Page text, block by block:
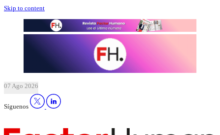
Skip to content
07 Ago 2026
Síguenos